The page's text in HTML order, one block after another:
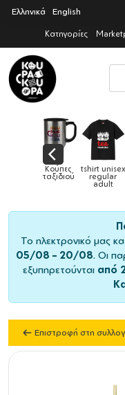
Ελληνικά English
Κατηγορίες
tshirt unisex
regular
Παιδικό
tshirt
Το ηλεκτρονικό μας
05/08 – 20/08. Οι
εξυπηρετούνται από
Επιστροφή στη